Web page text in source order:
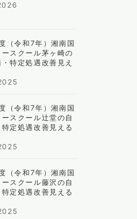
（令和7年）湘南国
スクール茅ヶ崎の
特定処遇改善見え
（令和7年）湘南国
スクール辻堂の自
定処遇改善見える
（令和7年）湘南国
スクール藤沢の自
定処遇改善見える